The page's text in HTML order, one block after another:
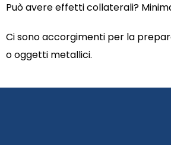
Può avere effetti collaterali?
Ci sono accorgimenti per la
o oggetti metallici.